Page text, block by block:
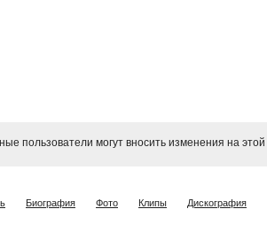
пользователи могут вносить изменения на
Биография Фото Клипы Дискография